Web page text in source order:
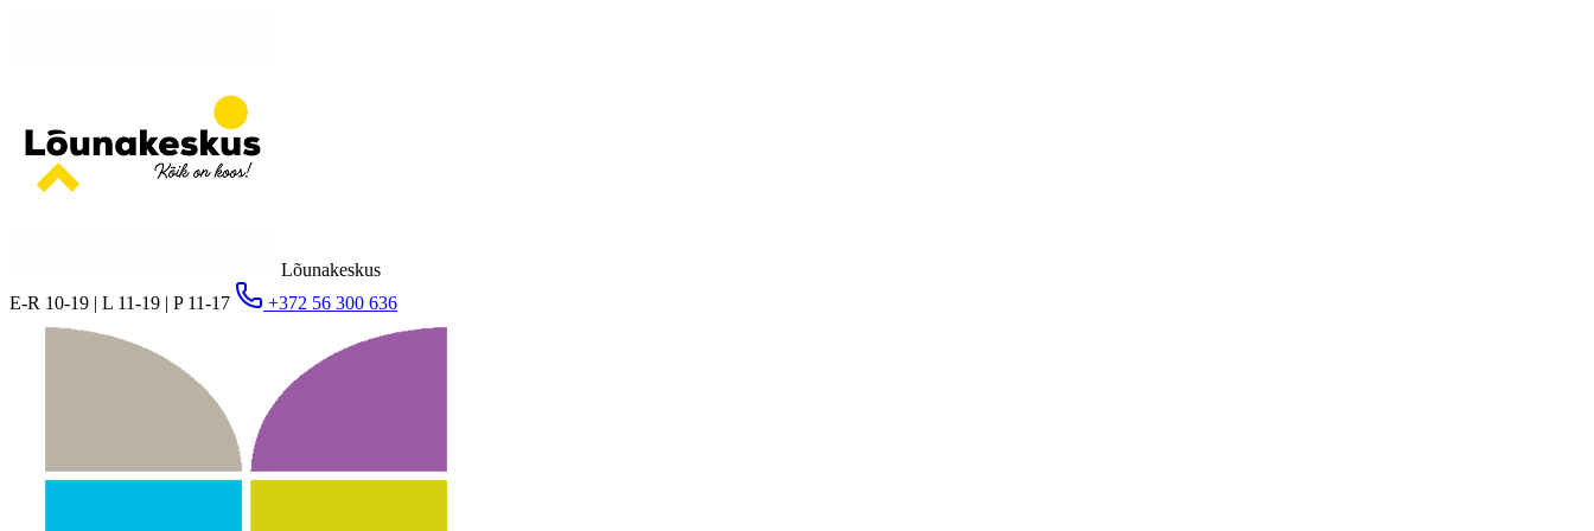
Lõunakeskus
E-R 10-19 | L 11-19 | P 11-17
+372 56 300 636